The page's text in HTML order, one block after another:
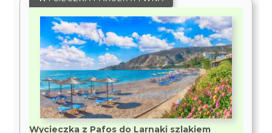
Wycieczka z Pafos do Larnaki szlakiem